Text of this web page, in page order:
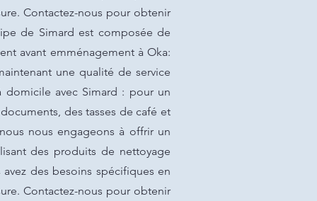
Contactez-nous pour obtenir
de Simard est composée de
avant emménagement à Oka:
une qualité de service
domicile avec Simard : pour un
des tasses de café et
nous engageons à offrir un
des produits de nettoyage
des besoins spécifiques en
Contactez-nous pour obtenir